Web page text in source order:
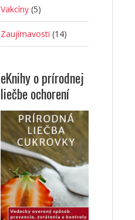
Vakcíny (5)
Zaujímavosti (14)
eKnihy o prírodnej
liečbe ochorení